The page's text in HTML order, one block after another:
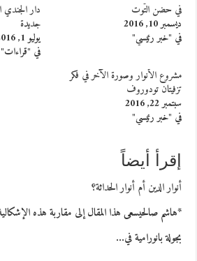
في حضن التّوت
ديسمبر 10, 2016
في "خبر رئيسي"
دار
جديدة
يوليو 1, 2016
في "قراءات"
مشروع الأنوار وصورة الآخر في فكر
تزفيتان تودوروف
سبتمبر 22, 2016
في "خبر رئيسي"
إقرأ أيضاً
أنوار الدين أم أنوار الحداثة؟
*هاشم صالحيسعى هذا المقال إلى مقاربة هذه
بجولة بانورامية في…